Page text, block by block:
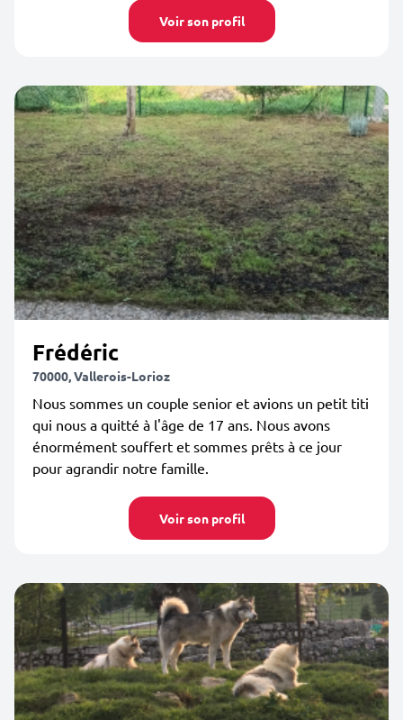
Voir son profil
Frédéric
70000, Vallerois-Lorioz
Nous sommes un couple senior et avions un petit titi
qui nous a quitté à l'âge de 17 ans. Nous avons
énormément souffert et sommes prêts à ce jour
pour agrandir notre famille.
Voir son profil